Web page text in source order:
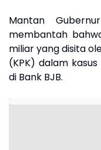
Mantan
membantah
miliar yang disita
(KPK) dalam
di Bank BJB.